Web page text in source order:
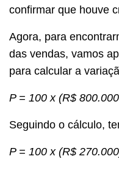
confirmar que houve
Agora, para
das vendas, vamos
para calcular a
P = 100 x (R$
Seguindo o cálculo,
P = 100 x (R$